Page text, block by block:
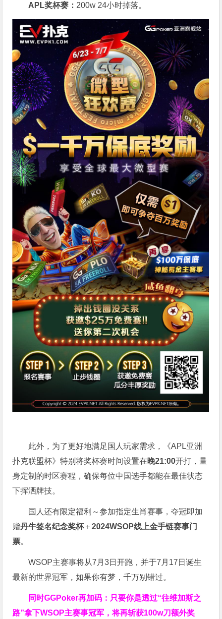
APL奖杯赛： 200w 24小时掉落。
此外，为了更好地满足国人玩家需求，《APL亚洲
扑克联盟杯》特别将奖杯赛时间设置在晚21:00开打，量
身定制的时区赛程，确保每位中国选手都能在最佳状态
下挥洒牌技。
国人还有限定福利～参加指定生肖赛事，夺冠即加
赠丹牛签名纪念奖杯＋2024WSOP线上金手链赛事门
票。
WSOP主赛事将从7月3日开跑，并于7月17日诞生
最新的世界冠军，如果你有梦，千万别错过。
同时GGPoker再加码：只要你是透过“往维加斯之
路”拿下WSOP主赛事冠军，将再斩获100w刀额外奖